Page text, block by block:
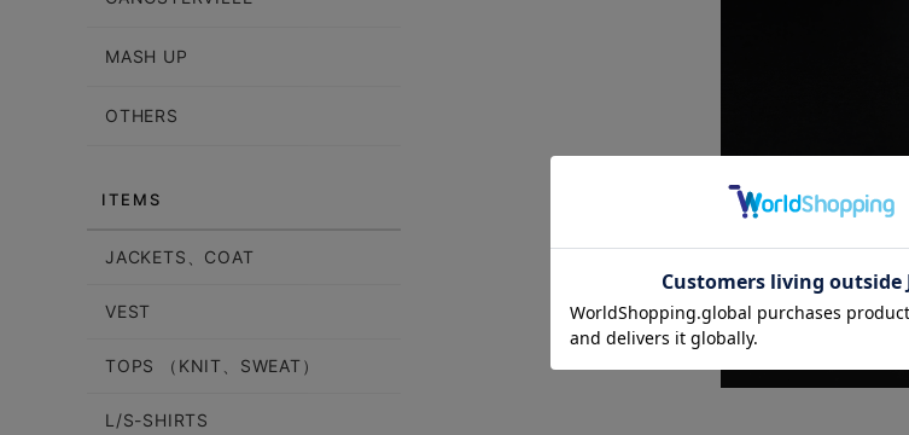
MASH UP
OTHERS
ITEMS
JACKETS、COAT
VEST
TOPS （KNIT、SWEAT）
L/S-SHIRTS